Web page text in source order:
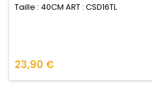
Taille : 40CM ART : CSD16TL
Prix
23,90 €